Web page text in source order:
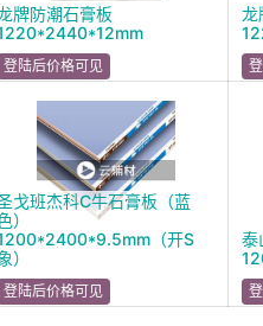
牌防潮石膏板
登陆后价格可见
龙
戈班杰科C牛石膏板（蓝
）
（开S
）
登陆后价格可见
泰